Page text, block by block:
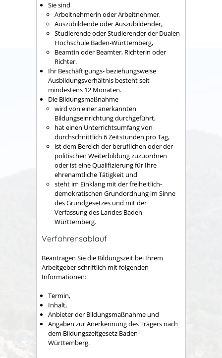
Sie sind
Arbeitnehmerin oder Arbeitnehmer,
Auszubildende oder Auszubildender,
Studierende oder Studierender der Dualen
Hochschule Baden-Württemberg,
Beamtin oder Beamter, Richterin oder
Richter.
Ihr Beschäftigungs- beziehungsweise
Ausbildungsverhältnis besteht seit
mindestens 12 Monaten.
Die Bildungsmaßnahme
wird von einer anerkannten
Bildungseinrichtung durchgeführt,
hat einen Unterrichtsumfang von
durchschnittlich 6 Zeitstunden pro Tag,
ist dem Bereich der beruflichen oder der
politischen Weiterbildung zuzuordnen
oder ist eine Qualifizierung für Ihre
ehrenamtliche Tätigkeit und
steht im Einklang mit der freiheitlich-
demokratischen Grundordnung im Sinne
des Grundgesetzes und mit der
Verfassung des Landes Baden-
Württemberg.
Verfahrensablauf
Beantragen Sie die Bildungszeit bei Ihrem
Arbeitgeber schriftlich mit folgenden
Informationen:
Termin,
Inhalt,
Anbieter der Bildungsmaßnahme und
Angaben zur Anerkennung des Trägers nach
dem Bildungszeitgesetz Baden-
Württemberg.